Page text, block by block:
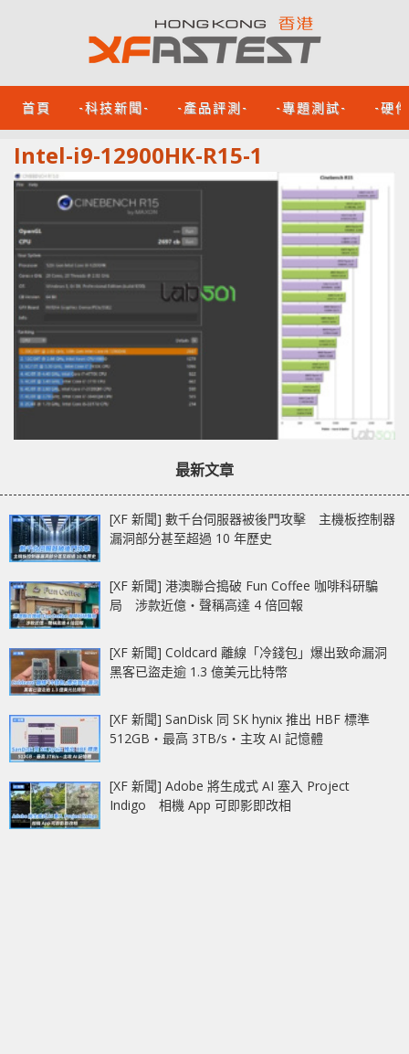
首頁 -科技新聞- -產品評測- -專題測試- -硬
Intel-i9-12900HK-R15-1
最新文章
[XF 新聞] 數千台伺服器被後門攻擊 主機板控制器
漏洞部分甚至超過 10 年歷史
[XF 新聞] 港澳聯合搗破 Fun Coffee 咖啡科研騙
局 涉款近億‧聲稱高達 4 倍回報
[XF 新聞] Coldcard 離線「冷錢包」爆出致命漏洞
黑客已盜走逾 1.3 億美元比特幣
[XF 新聞] SanDisk 同 SK hynix 推出 HBF 標準
512GB‧最高 3TB/s‧主攻 AI 記憶體
[XF 新聞] Adobe 將生成式 AI 塞入 Project
Indigo 相機 App 可即影即改相